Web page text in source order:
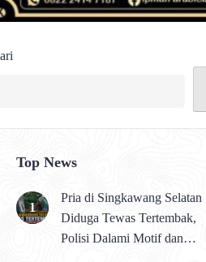
Top News
Pria di Singkawang Selatan
Diduga Tewas Tertembak,
Polisi Dalami Motif dan